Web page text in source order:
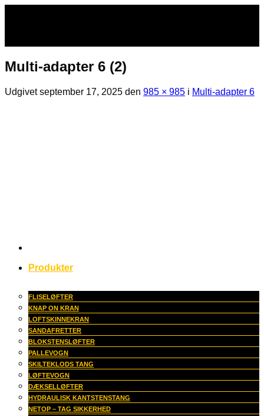
Produkter
FLISELØFTER
KNAP ON KRAN
LOFTSKINNEKRAN
SANDAFRETTER
BLOKSTENSLØFTER
PALLEVOGN
SKILTEKLODS TANG
LØFTEVOGN
DÆKSELLØFTER
HYDRAULISK KANTSTENSTANG
NETOP – TAG SIKKERHED
Multi-adapter 6 (2)
Udgivetseptember 17, 2025 den 985 × 985 i Multi-adapter 6